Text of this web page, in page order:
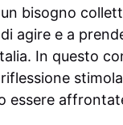
bisogno
agire e a
In questo
essere